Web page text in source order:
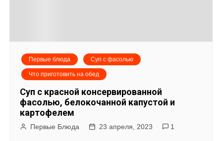
Первые блюда Суп с фасолью
Что приготовить на обед
Суп с красной консервированной
фасолью, белокочанной капустой и
картофелем
Первые Блюда 23 апреля, 2023 1